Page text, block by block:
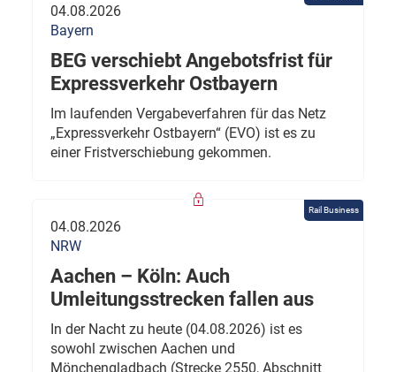
04.08.2026
Bayern
BEG verschiebt Angebotsfrist für
Expressverkehr Ostbayern
Im laufenden Vergabeverfahren für das Netz
„Expressverkehr Ostbayern“ (EVO) ist es zu
einer Fristverschiebung gekommen.
Rail Business
04.08.2026
NRW
Aachen – Köln: Auch
Umleitungsstrecken fallen aus
In der Nacht zu heute (04.08.2026) ist es
sowohl zwischen Aachen und
Mönchengladbach (Strecke 2550, Abschnitt